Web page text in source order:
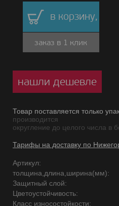
в корзину,
заказ в 1 клик
нашли дешевле
Товар поставляется только
производится
округление до целого числа в
Тарифы на доставку по
Артикул:
толщина,длина,ширина(мм):
Защитный слой:
Цветоустойчивость:
Класс износостойкости: